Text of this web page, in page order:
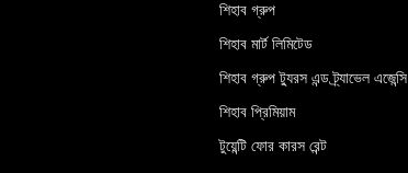
শিহাব গ্রুপ
শিহাব মার্ট লিমিটেড
শিহাব গ্রুপ ট্যুরস এন্ড ট্র্যাভেল এজেন্সি
শিহাব প্রিমিয়াম
টুয়েন্টি ফোর কারস রেন্ট